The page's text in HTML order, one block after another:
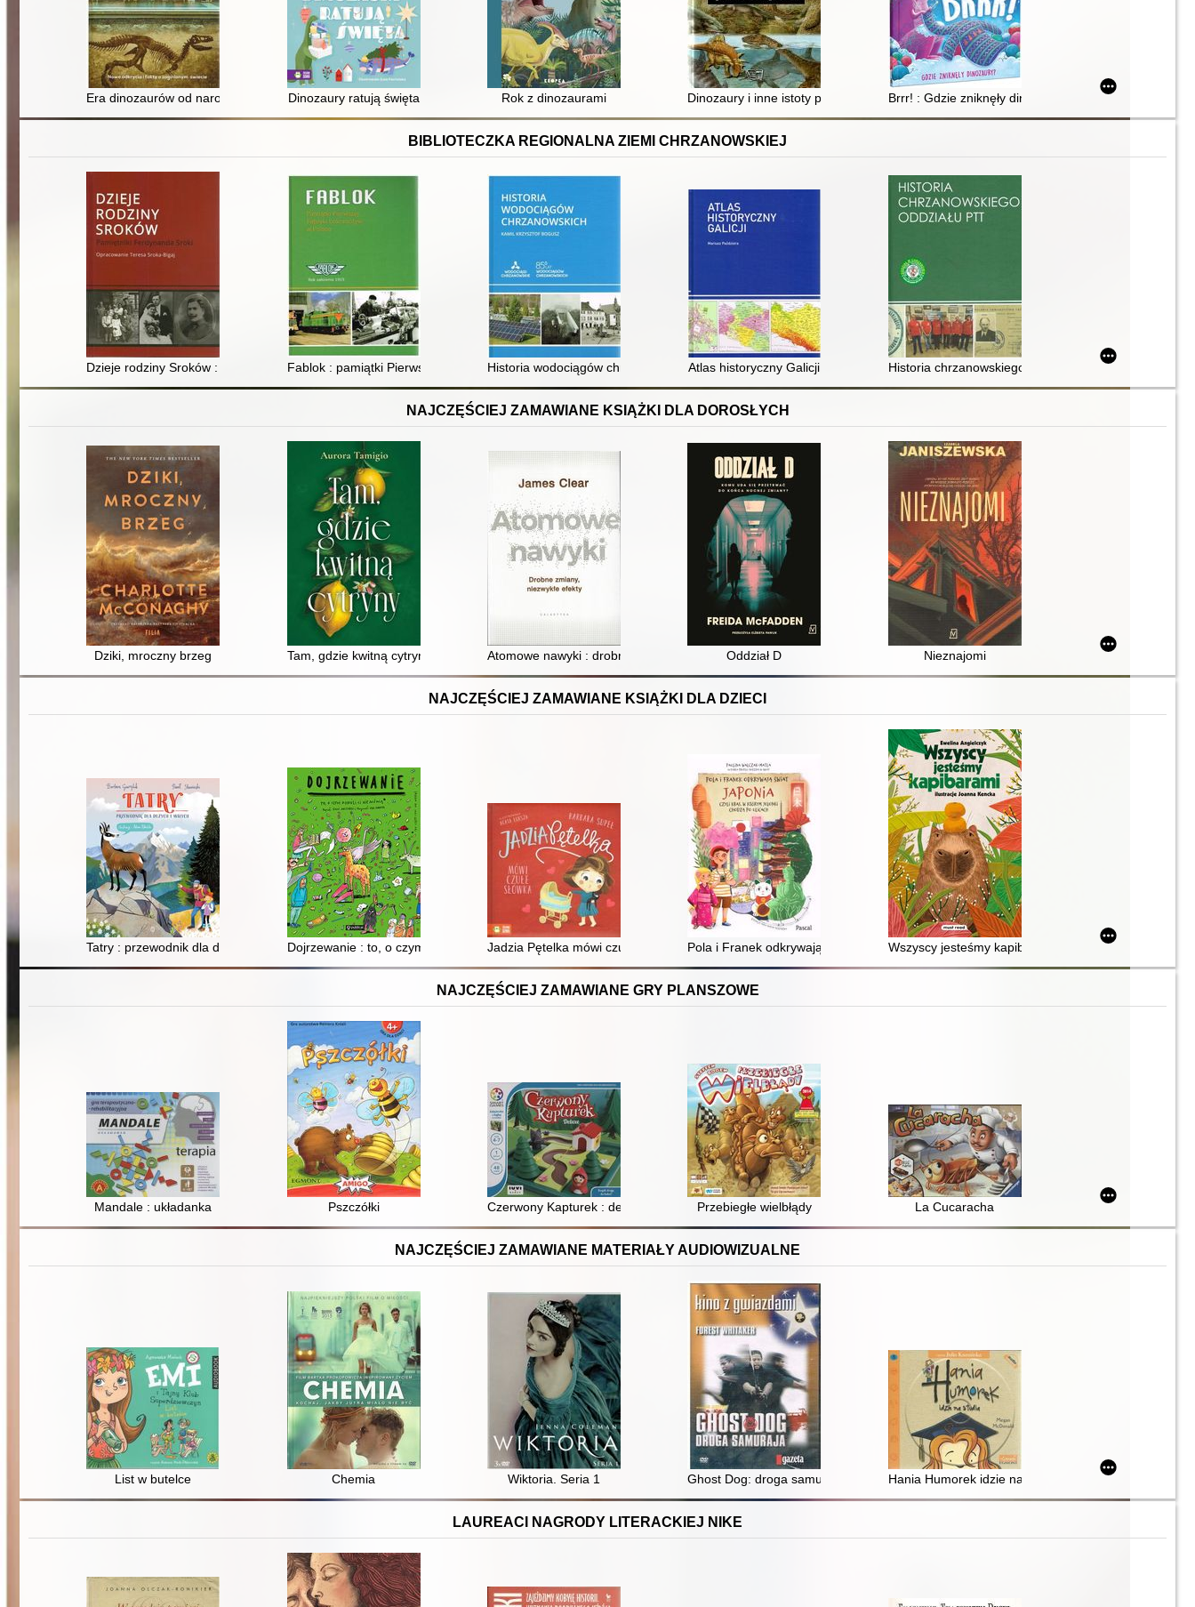
Era dinozaurów od narodzin do upadkuDinozaury ratują święta Rok z dinozaurami Dinozaury i inne istoty prehistoryczneBrrr! : Gdzie zniknęły dinozaury
BIBLIOTECZKA REGIONALNA ZIEMI CHRZANOWSKIEJ
Dzieje rodziny Sroków : pamiętniki Ferdynanda SrokiFablok : pamiątki Pierwszej Fabryki Lokomotyw w Polsce
Historia wodociągów chrzanowskichAtlas historyczny Galicji Historia chrzanowskiego Oddziału PTT
NAJCZĘŚCIEJ ZAMAWIANE KSIĄŻKI DLA DOROSŁYCH
Dziki, mroczny brzeg Tam, gdzie kwitną cytryny Atomowe nawyki : drobne zmiany, niezwykłe efekty
Oddział D Nieznajomi
NAJCZĘŚCIEJ ZAMAWIANE KSIĄŻKI DLA DZIECI
Tatry : przewodnik dla dużych i małychDojrzewanie : to, o czym dorośli ci nie mówią (bo często sami nie wiedzą)
Jadzia Pętelka mówi czułe słówka Pola i Franek odkrywają świat : Japonia, czyli kraj, w którym jelonki chodzą po ulicach
Wszyscy jesteśmy kapibarami
NAJCZĘŚCIEJ ZAMAWIANE GRY PLANSZOWE
Mandale : układanka Pszczółki Czerwony Kapturek : deluxe Przebiegłe wielbłądy La Cucaracha
NAJCZĘŚCIEJ ZAMAWIANE MATERIAŁY AUDIOWIZUALNE
List w butelce Chemia Wiktoria. Seria 1 Ghost Dog: droga samuraja Hania Humorek idzie na studia
LAUREACI NAGRODY LITERACKIEJ NIKE